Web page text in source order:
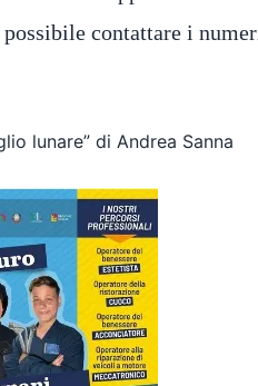
contattare i
lunare” di Andrea Sanna